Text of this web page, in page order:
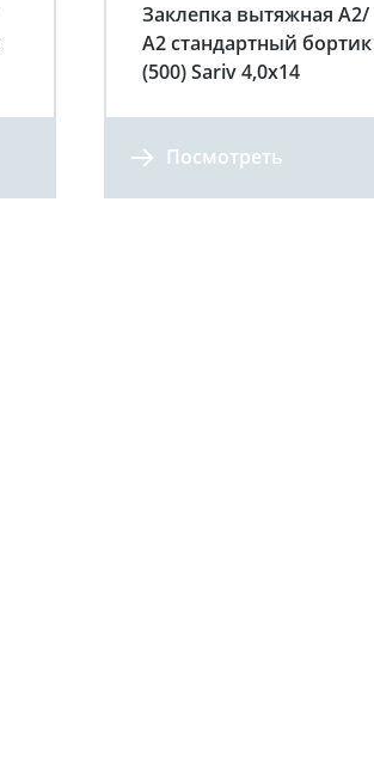
Заклепка вытяжная А2/
А2 стандартный бортик
(500) Sariv 4,0х14
Посмотреть